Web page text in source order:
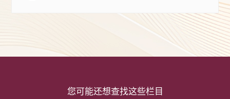
您可能还想查找这些栏目